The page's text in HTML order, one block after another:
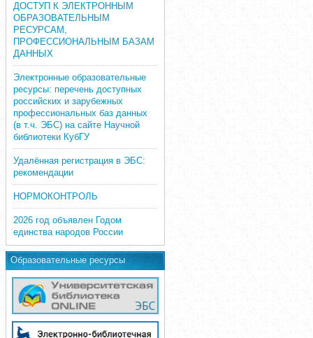
ДОСТУП К ЭЛЕКТРОННЫМ
ОБРАЗОВАТЕЛЬНЫМ
РЕСУРСАМ,
ПРОФЕССИОНАЛЬНЫМ БАЗАМ
ДАННЫХ
Электронные образовательные
ресурсы: перечень доступных
российских и зарубежных
профессиональных баз данных
(в т.ч. ЭБС) на сайте Научной
библиотеки КубГУ
Удалённая регистрация в ЭБС:
рекомендации
НОРМОКОНТРОЛЬ
2026 год объявлен Годом
единства народов России
Образовательные ресурсы